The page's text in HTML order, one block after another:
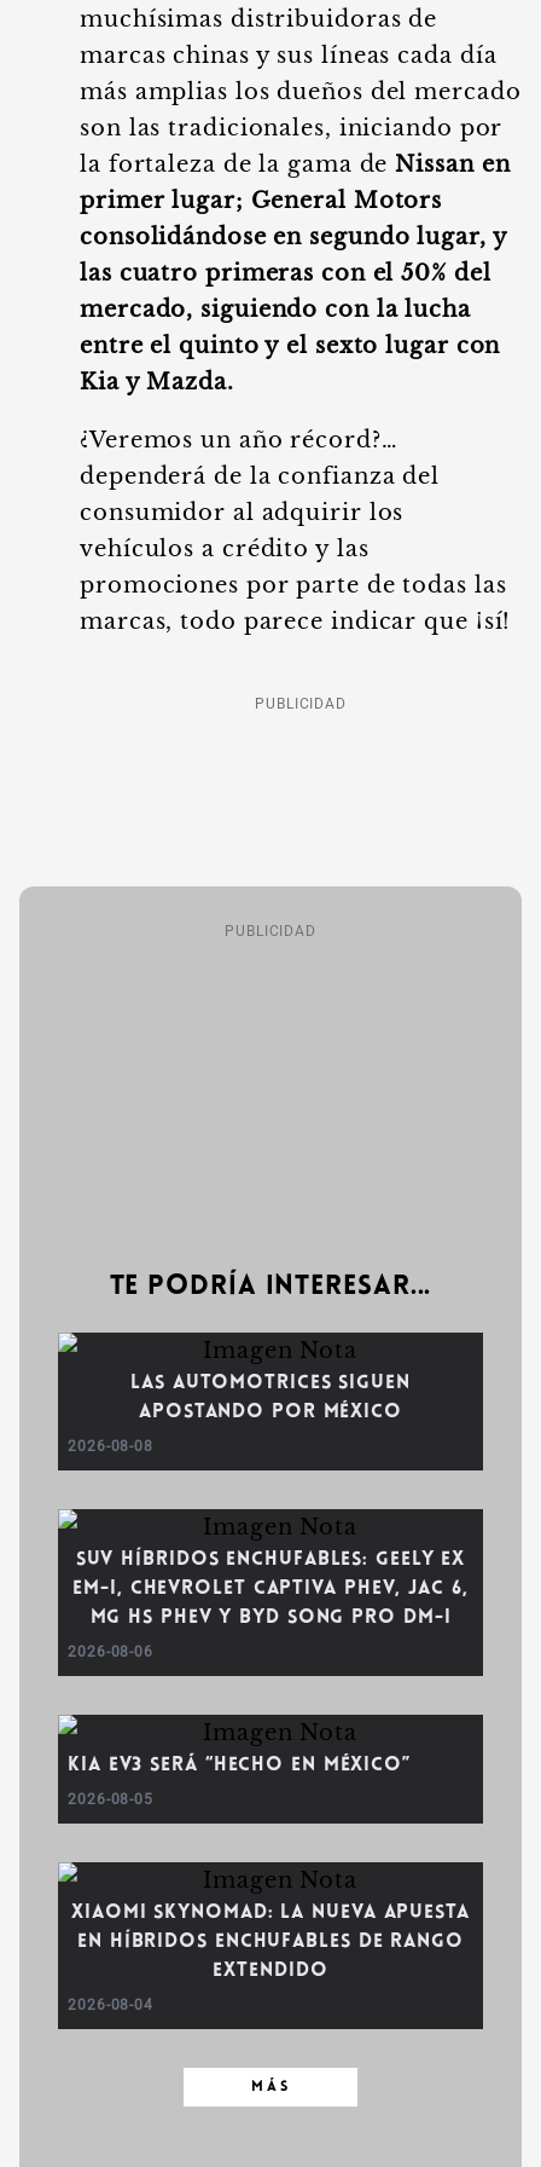
muchísimas distribuidoras de
marcas chinas y sus líneas cada día
más amplias los dueños del mercado
son las tradicionales, iniciando por
la fortaleza de la gama deNissan en
primer lugar; General Motors
consolidándose en segundo lugar, y
las cuatro primeras con el 50% del
mercado, siguiendo con la lucha
entre el quinto y el sexto lugar con
Kia y Mazda.
¿Veremos un año récord?…
dependerá de la confianza del
consumidor al adquirir los
vehículos a crédito y las
promociones por parte de todas las
marcas, todo parece indicar que ¡sí!
PUBLICIDAD
PUBLICIDAD
Te podría interesar...
Las automotrices siguen
apostando por México
2026-08-08
SUV híbridos enchufables: Geely EX
EM-i, Chevrolet Captiva PHEV, JAC 6,
MG HS PHEV y BYD Song Pro DM-i
2026-08-06
Kia EV3 será “Hecho en México”
2026-08-05
Xiaomi SkyNomad: la nueva apuesta
en híbridos enchufables de rango
extendido
2026-08-04
MÁS